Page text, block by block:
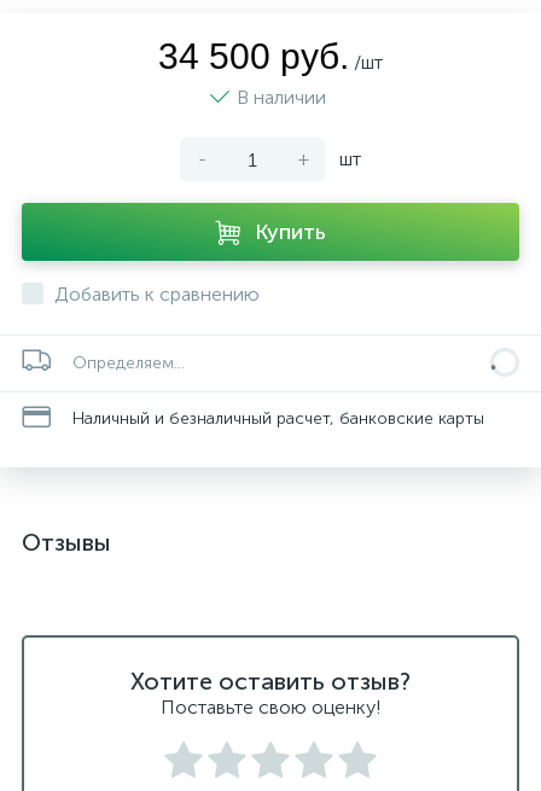
34 500 руб. /шт
В наличии
- + шт
Купить
Добавить к сравнению
Определяем...
Наличный и безналичный расчет, банковские карты
Отзывы
Хотите оставить отзыв?
Поставьте свою оценку!